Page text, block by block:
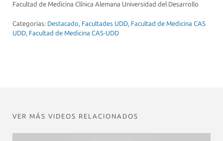
Facultad de Medicina Clínica Alemana Universidad del Desarrollo
Categorias: Destacado, Facultades UDD, Facultad de Medicina CAS
UDD, Facultad de Medicina CAS-UDD
VER MÁS VIDEOS RELACIONADOS